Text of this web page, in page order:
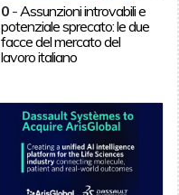
0 - Assunzioni introvabili e
potenziale sprecato: le due
facce del mercato del
lavoro italiano